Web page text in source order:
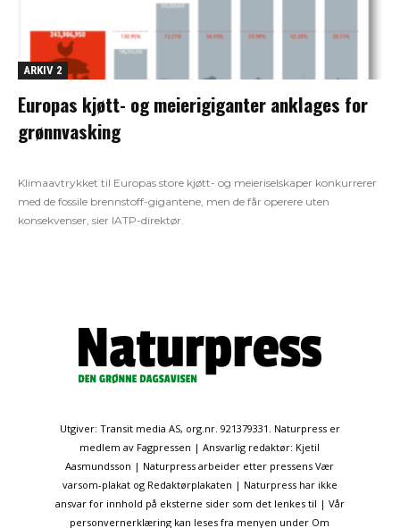
ARKIV 2
Europas kjøtt- og meierigiganter anklages for
grønnvasking
Klimaavtrykket til Europas store kjøtt- og meieriselskaper konkurrerer
med de fossile brennstoff-gigantene, men de får operere uten
konsekvenser, sier IATP-direktør.
Utgiver: Transit media AS, org.nr. 921379331. Naturpress er
medlem av Fagpressen | Ansvarlig redaktør: Kjetil
Aasmundsson | Naturpress arbeider etter pressens Vær
varsom-plakat og Redaktørplakaten | Naturpress har ikke
ansvar for innhold på eksterne sider som det lenkes til | Vår
personvernerklæring kan leses fra menyen under Om